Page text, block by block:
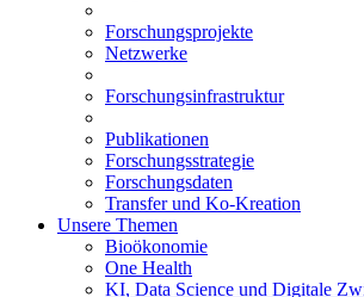
Forschungsprojekte
Netzwerke
Forschungsinfrastruktur
Publikationen
Forschungsstrategie
Forschungsdaten
Transfer und Ko-Kreation
Unsere Themen
Bioökonomie
One Health
KI, Data Science und Digitale